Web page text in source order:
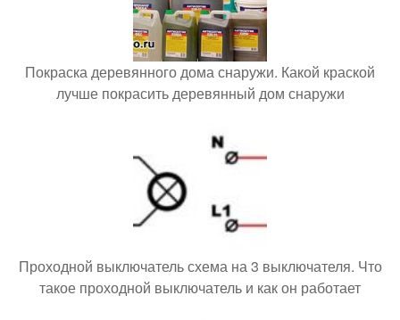
Покраска деревянного дома снаружи. Какой краской
лучше покрасить деревянный дом снаружи
Проходной выключатель схема на 3 выключателя. Что
такое проходной выключатель и как он работает